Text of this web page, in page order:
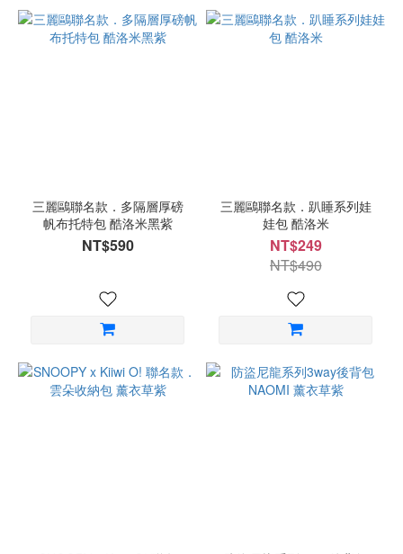
三麗鷗聯名款．多隔層厚磅
帆布托特包 酷洛米黑紫
NT$590
三麗鷗聯名款．趴睡系列娃
娃包 酷洛米
NT$249
NT$490